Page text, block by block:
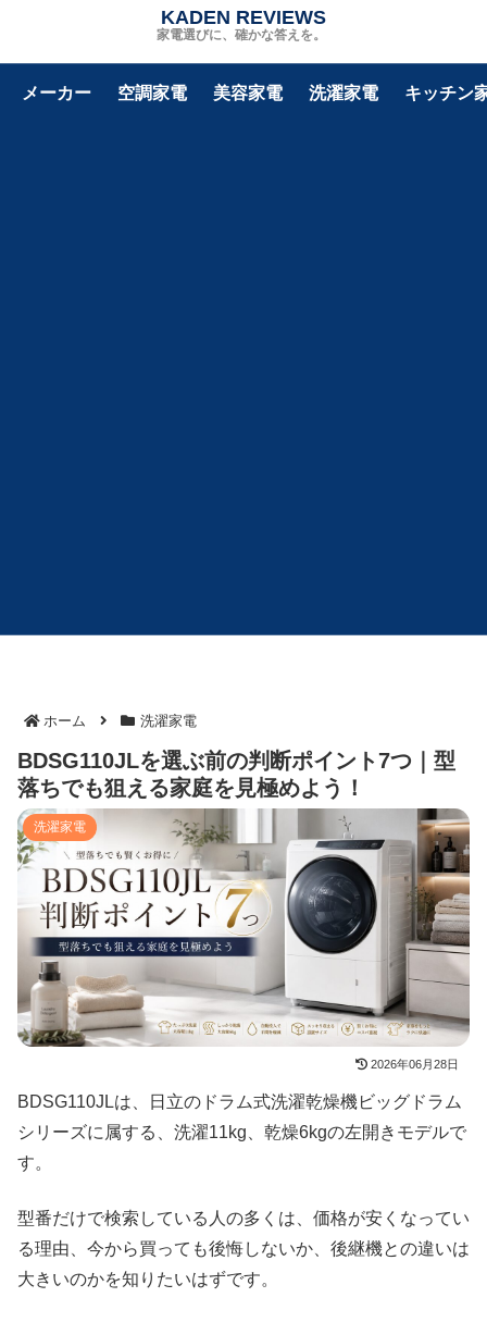
家電選びに、確かな答えを。
KADEN REVIEWS
メーカー 空調家電 美容家電 洗濯家電 キッチン
ホーム 洗濯家電
BDSG110JLを選ぶ前の判断ポイント7つ｜型
落ちでも狙える家庭を見極めよう！
洗濯家電
2026年06月28日
BDSG110JLは、日立のドラム式洗濯乾燥機ビッグドラム
シリーズに属する、洗濯11kg、乾燥6kgの左開きモデルで
す。
型番だけで検索している人の多くは、価格が安くなってい
る理由、今から買っても後悔しないか、後継機との違いは
大きいのかを知りたいはずです。